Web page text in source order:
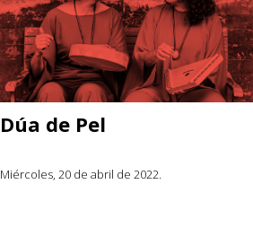
Dúa de Pel
Miércoles, 20 de abril de 2022.